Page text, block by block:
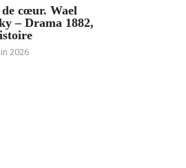
cœur. Wael
– Drama 1882,
2026